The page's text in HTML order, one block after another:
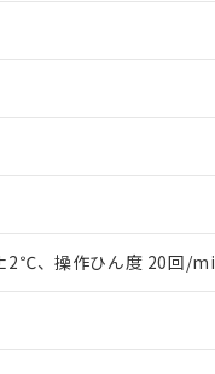
、操作ひん度 20回/
利用ください。
に対応した製品に切り
含有に非対応の商品で
含有の対応状況を調査
質有無と関係のない商
たものが、含有品と判明
準値以下であることを